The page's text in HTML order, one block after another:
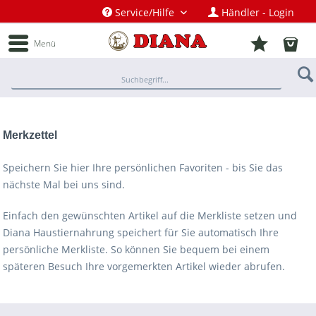
Service/Hilfe Händler - Login
Menü
Merkzettel
Speichern Sie hier Ihre persönlichen Favoriten - bis Sie das
nächste Mal bei uns sind.
Einfach den gewünschten Artikel auf die Merkliste setzen und
Diana Haustiernahrung speichert für Sie automatisch Ihre
persönliche Merkliste. So können Sie bequem bei einem
späteren Besuch Ihre vorgemerkten Artikel wieder abrufen.